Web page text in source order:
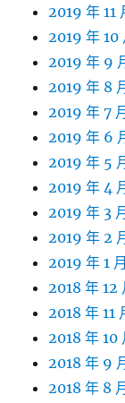
2019 年 11
2019 年 10
2019 年 9
2019 年 8
2019 年 7 月
2019 年 6
2019 年 5
2019 年 4
2019 年 3 月
2019 年 2
2019 年 1 月
2018 年 12
2018 年 11
2018 年 10
2018 年 9
2018 年 8 月